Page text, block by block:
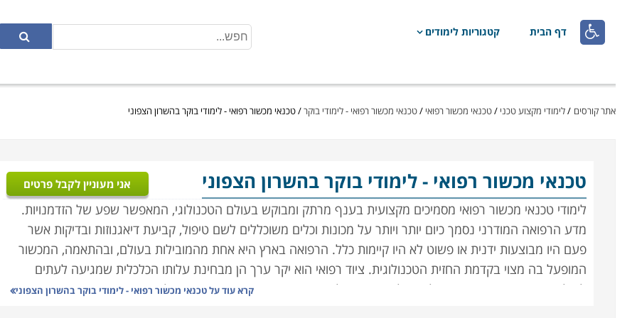
 דף הבית קטגוריות לימודים
אתר קורסים /לימודי מקצוע טכני /טכנאי מכשור רפואי /טכנאי מכשור רפואי - לימודי בוקר/טכנאי מכשור רפואי - לימודי בוקר בהשרון הצפוני
טכנאי מכשור רפואי- לימודי בוקר בהשרון הצפוני אני מעוניין לקבל פרטים
לימודי טכנאי מכשור רפואי מסמיכים מקצועית בענף מרתק ומבוקש בעולם הטכנולוגי, המאפשר שפע של הזדמנויות.
מדע הרפואה המודרני נסמך כיום יותר ויותר על מכונות וכלים משוכללים לשם טיפול, קביעת דיאגנוזות ובדיקות אשר
פעם היו מבוצעות ידנית או פשוט לא היו קיימות כלל. הרפואה בארץ היא אחת מהמובילות בעולם, ובהתאמה, המכשור
המופעל בה מצוי בקדמת החזית הטכנולוגית. ציוד רפואי הוא יקר ערך הן מבחינת עלותו הכלכלית שמגיעה לעתים
למיליונים, והן מבחינת חיוניותו לתפעולן השוטף של המערכות המורכבות בהן הוא פועל.
קרא עוד עלטכנאי מכשור רפואי - לימודי בוקר בהשרון הצפוני